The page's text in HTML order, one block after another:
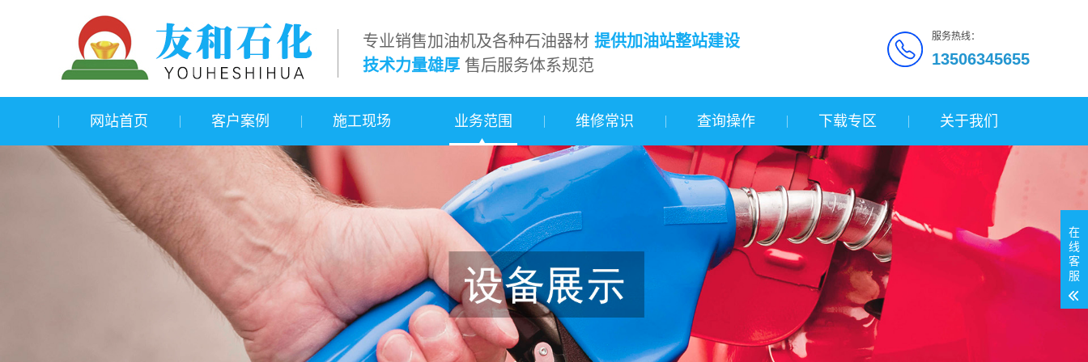
服务热线：
13506345655
专业销售加油机及各种石油器材 提供加油站整站建设
技术力量雄厚 售后服务体系规范
网站首页 客户案例 施工现场 业务范围 维修常识 查询操作 下载专区 关于我们
在
线
客
服